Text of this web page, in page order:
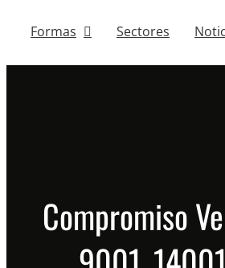
Formas Sectores
Compromiso